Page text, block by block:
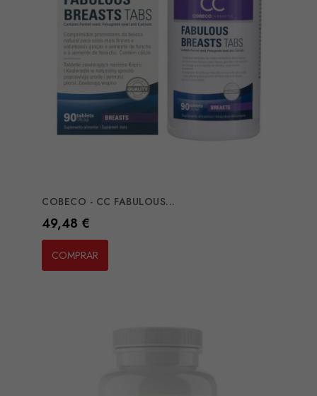
COBECO - CC FABULOUS...
Preço
49,48 €
COMPRAR